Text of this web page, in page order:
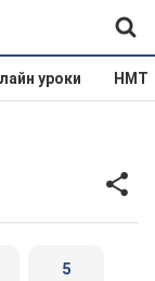
уроки НМТ
5